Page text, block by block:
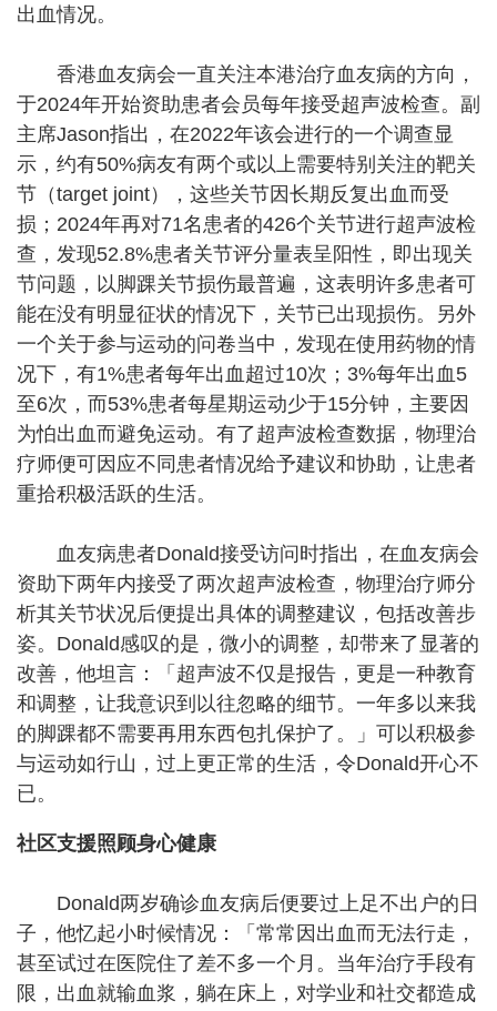
出血情况。
香港血友病会一直关注本港治疗血友病的方向，
于2024年开始资助患者会员每年接受超声波检查。副
主席Jason指出，在2022年该会进行的一个调查显
示，约有50%病友有两个或以上需要特别关注的靶关
节（target joint），这些关节因长期反复出血而受
损；2024年再对71名患者的426个关节进行超声波检
查，发现52.8%患者关节评分量表呈阳性，即出现关
节问题，以脚踝关节损伤最普遍，这表明许多患者可
能在没有明显征状的情况下，关节已出现损伤。另外
一个关于参与运动的问卷当中，发现在使用药物的情
况下，有1%患者每年出血超过10次；3%每年出血5
至6次，而53%患者每星期运动少于15分钟，主要因
为怕出血而避免运动。有了超声波检查数据，物理治
疗师便可因应不同患者情况给予建议和协助，让患者
重拾积极活跃的生活。
血友病患者Donald接受访问时指出，在血友病会
资助下两年内接受了两次超声波检查，物理治疗师分
析其关节状况后便提出具体的调整建议，包括改善步
姿。Donald感叹的是，微小的调整，却带来了显著的
改善，他坦言：「超声波不仅是报告，更是一种教育
和调整，让我意识到以往忽略的细节。一年多以来我
的脚踝都不需要再用东西包扎保护了。」可以积极参
与运动如行山，过上更正常的生活，令Donald开心不
已。
社区支援照顾身心健康
Donald两岁确诊血友病后便要过上足不出户的日
子，他忆起小时候情况：「常常因出血而无法行走，
甚至试过在医院住了差不多一个月。当年治疗手段有
限，出血就输血浆，躺在床上，对学业和社交都造成